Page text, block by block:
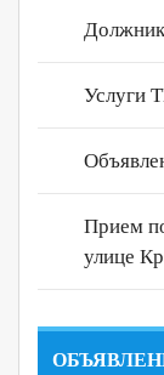
Услуги
Прием
улице